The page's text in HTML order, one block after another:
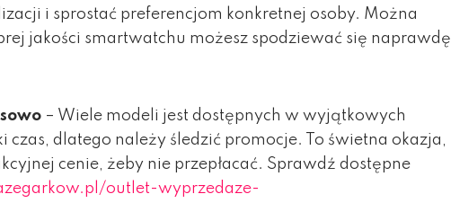
i sprostać preferencjom konkretnej osoby. Można
jakości smartwatchu możesz spodziewać się naprawdę
– Wiele modeli jest dostępnych w wyjątkowych
czas, dlatego należy śledzić promocje. To świetna okazja,
cenie, żeby nie przepłacać. Sprawdź dostępne
outlet-wyprzedaze-